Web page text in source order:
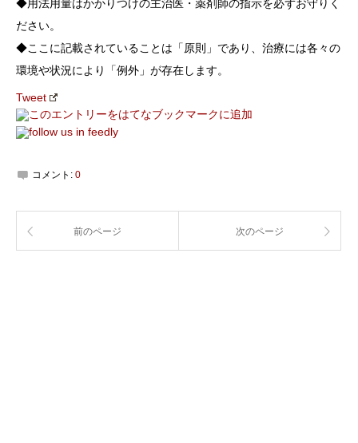
◆用法用量はかかりつけの主治医・薬剤師の指示を必ずお守りく
ださい。
◆ここに記載されていることは「原則」であり、治療には各々の
環境や状況により「例外」が存在します。
Tweet
コメント: 0
前のページ 次のページ